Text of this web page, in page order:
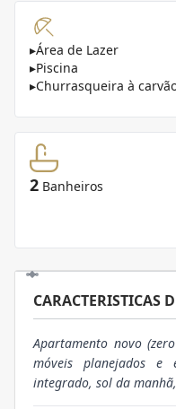
▸Área de Lazer
▸Piscina
▸Churrasqueira à
2 Banheiros
CARACTERISTICAS
Apartamento novo
móveis planejados
integrado, sol da